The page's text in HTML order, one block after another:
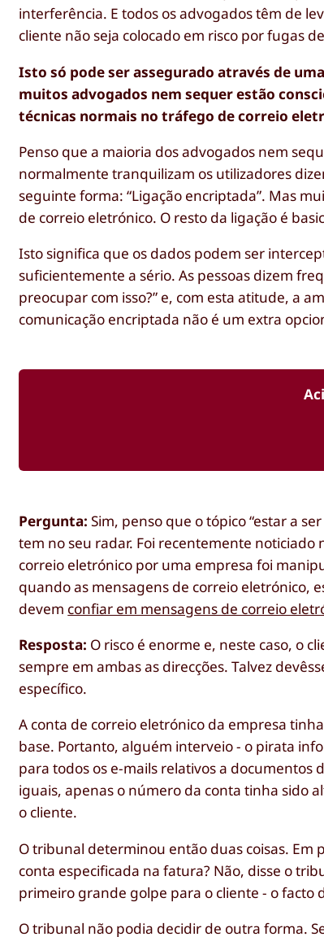
interferência. E todos os advogados têm de
cliente não seja colocado em risco por fugas
Isto só pode ser assegurado através de
muitos advogados nem sequer estão
técnicas normais no tráfego de correio
Penso que a maioria dos advogados nem
normalmente tranquilizam os utilizadores
seguinte forma: “Ligação encriptada”. Mas
de correio eletrónico. O resto da ligação é
Isto significa que os dados podem ser
suficientemente a sério. As pessoas dizem
preocupar com isso?” e, com esta atitude, a
comunicação encriptada não é um extra
Pergunta: Sim, penso que o tópico “estar a
tem no seu radar. Foi recentemente
correio eletrónico por uma empresa foi
quando as mensagens de correio eletrónico,
devem confiar em mensagens de correio
Resposta: O risco é enorme e, neste caso, o
sempre em ambas as direcções. Talvez
específico.
A conta de correio eletrónico da empresa
base. Portanto, alguém interveio - o pirata
para todos os e-mails relativos a documentos
iguais, apenas o número da conta tinha sido
o cliente.
O tribunal determinou então duas coisas. Em
conta especificada na fatura? Não, disse o
primeiro grande golpe para o cliente - o facto
O tribunal não podia decidir de outra forma.